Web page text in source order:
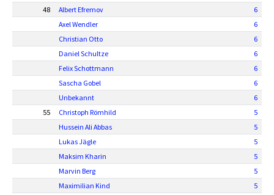
48
Albert Efremov
6
Axel Wendler
6
Christian Otto
6
Daniel Schultze
6
Felix Schottmann
6
Sascha Gobel
6
Unbekannt
6
55
Christoph Römhild
5
Hussein Ali Abbas
5
Lukas Jägle
5
Maksim Kharin
5
Marvin Berg
5
Maximilian Kind
5